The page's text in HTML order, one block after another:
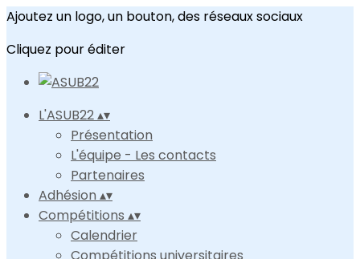
Ajoutez un logo, un bouton, des réseaux sociaux
Cliquez pour éditer
L'ASUB22▴▾
Présentation
L'équipe - Les contacts
Partenaires
Adhésion▴▾
Compétitions ▴▾
Calendrier